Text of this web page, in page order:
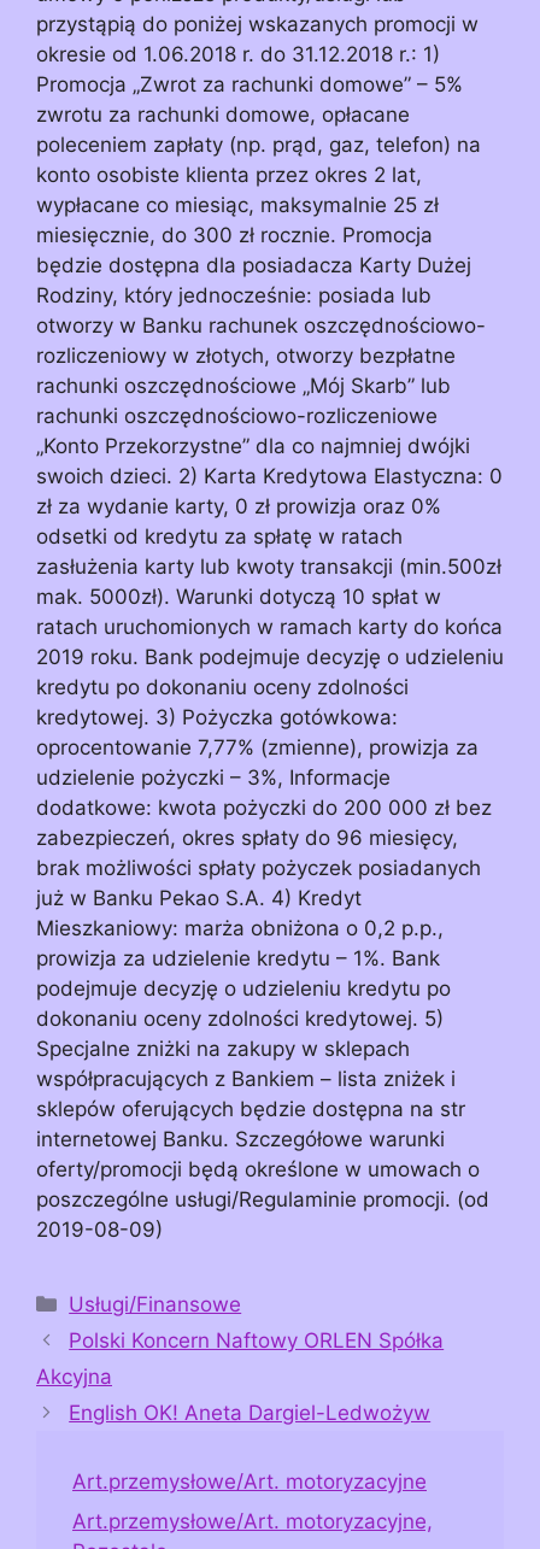
przystąpią do poniżej wskazanych promocji w
okresie od 1.06.2018 r. do 31.12.2018 r.: 1)
Promocja „Zwrot za rachunki domowe” – 5%
zwrotu za rachunki domowe, opłacane
poleceniem zapłaty (np. prąd, gaz, telefon) na
konto osobiste klienta przez okres 2 lat,
wypłacane co miesiąc, maksymalnie 25 zł
miesięcznie, do 300 zł rocznie. Promocja
będzie dostępna dla posiadacza Karty Dużej
Rodziny, który jednocześnie: posiada lub
otworzy w Banku rachunek oszczędnościowo-
rozliczeniowy w złotych, otworzy bezpłatne
rachunki oszczędnościowe „Mój Skarb” lub
rachunki oszczędnościowo-rozliczeniowe
„Konto Przekorzystne” dla co najmniej dwójki
swoich dzieci. 2) Karta Kredytowa Elastyczna: 0
zł za wydanie karty, 0 zł prowizja oraz 0%
odsetki od kredytu za spłatę w ratach
zasłużenia karty lub kwoty transakcji (min.500zł
mak. 5000zł). Warunki dotyczą 10 spłat w
ratach uruchomionych w ramach karty do końca
2019 roku. Bank podejmuje decyzję o udzieleniu
kredytu po dokonaniu oceny zdolności
kredytowej. 3) Pożyczka gotówkowa:
oprocentowanie 7,77% (zmienne), prowizja za
udzielenie pożyczki – 3%, Informacje
dodatkowe: kwota pożyczki do 200 000 zł bez
zabezpieczeń, okres spłaty do 96 miesięcy,
brak możliwości spłaty pożyczek posiadanych
już w Banku Pekao S.A. 4) Kredyt
Mieszkaniowy: marża obniżona o 0,2 p.p.,
prowizja za udzielenie kredytu – 1%. Bank
podejmuje decyzję o udzieleniu kredytu po
dokonaniu oceny zdolności kredytowej. 5)
Specjalne zniżki na zakupy w sklepach
współpracujących z Bankiem – lista zniżek i
sklepów oferujących będzie dostępna na str
internetowej Banku. Szczegółowe warunki
oferty/promocji będą określone w umowach o
poszczególne usługi/Regulaminie promocji. (od
2019-08-09)
Kategorie
Usługi/Finansowe
Polski Koncern Naftowy ORLEN Spółka
Akcyjna
English OK! Aneta Dargiel-Ledwożyw
Art.przemysłowe/Art. motoryzacyjne
Art.przemysłowe/Art. motoryzacyjne,